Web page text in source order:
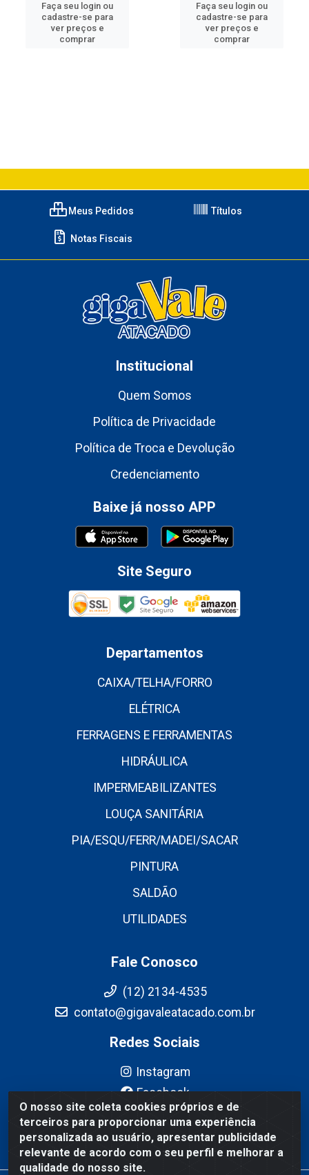
Faça seu login ou
cadastre-se para
ver preços e
comprar
Faça seu login ou
cadastre-se para
ver preços e
comprar
O nosso site coleta cookies próprios e de
terceiros para proporcionar uma experiência
personalizada ao usuário, apresentar publicidade
relevante de acordo com o seu perfil e melhorar a
qualidade do nosso site.
Meus Pedidos Títulos
Notas Fiscais
Institucional
Quem Somos
Política de Privacidade
Política de Troca e Devolução
Credenciamento
Baixe já nosso APP
Site Seguro
Departamentos
CAIXA/TELHA/FORRO
ELÉTRICA
FERRAGENS E FERRAMENTAS
HIDRÁULICA
IMPERMEABILIZANTES
LOUÇA SANITÁRIA
PIA/ESQU/FERR/MADEI/SACAR
PINTURA
SALDÃO
UTILIDADES
Fale Conosco
(12) 2134-4535
contato@gigavaleatacado.com.br
Redes Sociais
Instagram
Facebook
YouTube
Linkedin